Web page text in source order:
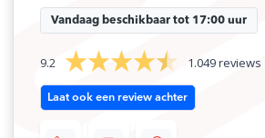
Vandaag beschikbaar tot 17:00 uur
9.2 1.049 reviews
Laat ook een review achter